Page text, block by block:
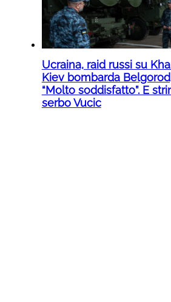
Ucraina, raid russi su
Kiev bombarda
“Molto soddisfatto”. E
serbo Vucic